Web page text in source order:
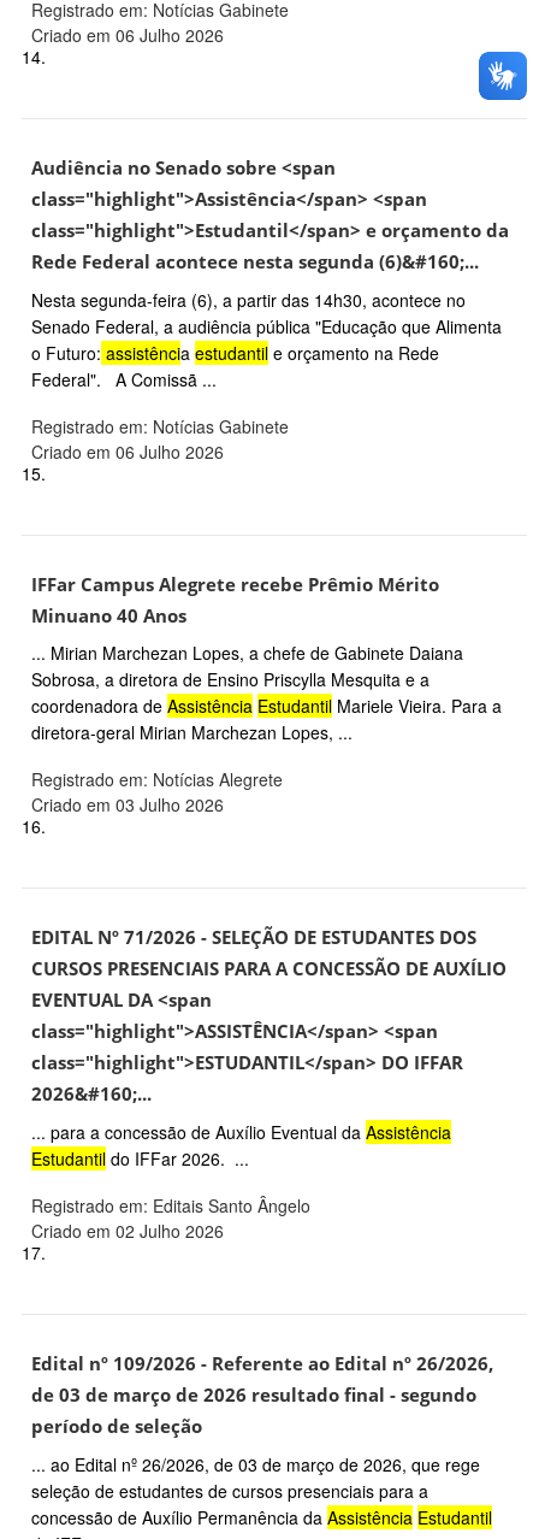
Registrado em: Notícias Gabinete
Criado em 06 Julho 2026
14.
Audiência no Senado sobre <span
class="highlight">Assistência</span> <span
class="highlight">Estudantil</span> e orçamento da
Rede Federal acontece nesta segunda (6)&#160;...
Nesta segunda-feira (6), a partir das 14h30, acontece no
Senado Federal, a audiência pública "Educação que Alimenta
o Futuro: assistência estudantil e orçamento na Rede
Federal". A Comissã ...
Registrado em: Notícias Gabinete
Criado em 06 Julho 2026
15.
IFFar Campus Alegrete recebe Prêmio Mérito
Minuano 40 Anos
... Mirian Marchezan Lopes, a chefe de Gabinete Daiana
Sobrosa, a diretora de Ensino Priscylla Mesquita e a
coordenadora de Assistência Estudantil Mariele Vieira. Para a
diretora-geral Mirian Marchezan Lopes, ...
Registrado em: Notícias Alegrete
Criado em 03 Julho 2026
16.
EDITAL Nº 71/2026 - SELEÇÃO DE ESTUDANTES DOS
CURSOS PRESENCIAIS PARA A CONCESSÃO DE AUXÍLIO
EVENTUAL DA <span
class="highlight">ASSISTÊNCIA</span> <span
class="highlight">ESTUDANTIL</span> DO IFFAR
2026&#160;...
... para a concessão de Auxílio Eventual da Assistência
Estudantil do IFFar 2026. ...
Registrado em: Editais Santo Ângelo
Criado em 02 Julho 2026
17.
Edital nº 109/2026 - Referente ao Edital nº 26/2026,
de 03 de março de 2026 resultado final - segundo
período de seleção
... ao Edital nº 26/2026, de 03 de março de 2026, que rege
seleção de estudantes de cursos presenciais para a
concessão de Auxílio Permanência da Assistência Estudantil